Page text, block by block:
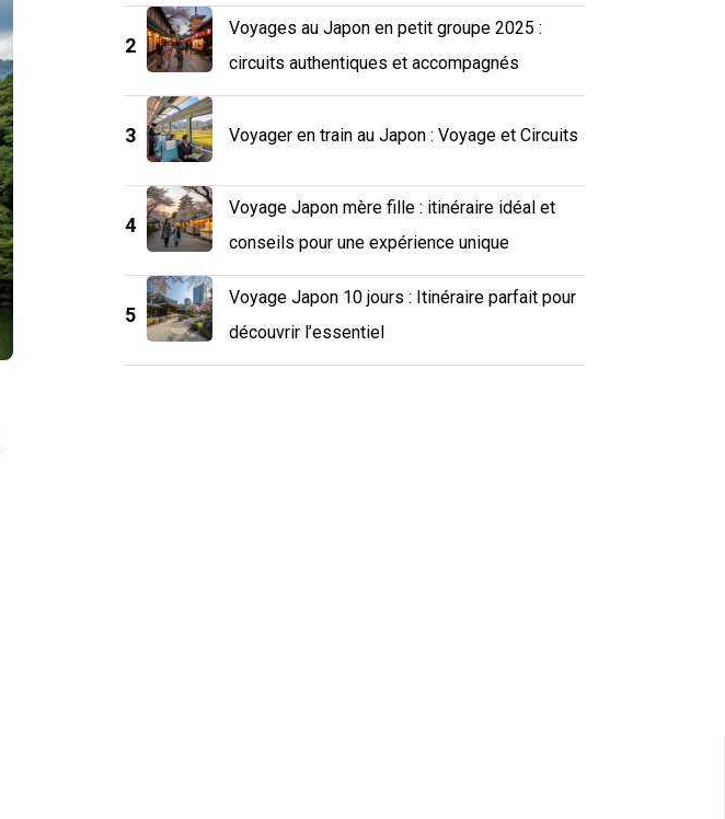
2
Voyages au Japon en petit groupe 2025 :
circuits authentiques et accompagnés
3 Voyager en train au Japon : Voyage et Circuits
4
Voyage Japon mère fille : itinéraire idéal et
conseils pour une expérience unique
5
Voyage Japon 10 jours : Itinéraire parfait pour
découvrir l’essentiel